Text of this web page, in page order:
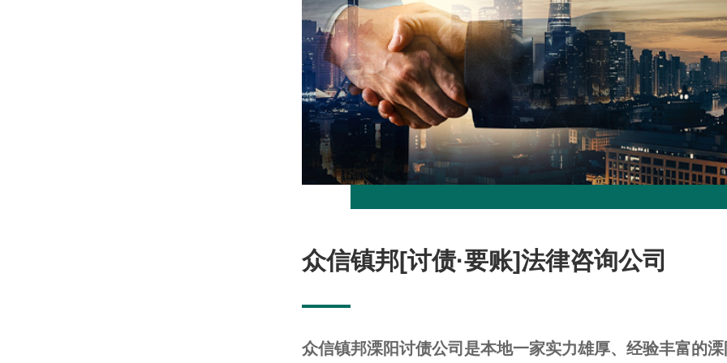
众信镇邦[讨债·要账]法律咨询公司
众信镇邦溧阳讨债公司是本地一家实力雄厚、经验丰富的